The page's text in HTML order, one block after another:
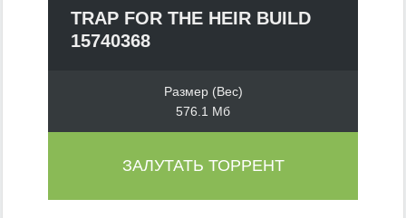
TRAP FOR THE HEIR BUILD
15740368
Размер (Вес)
576.1 Мб
ЗАЛУТАТЬ ТОРРЕНТ